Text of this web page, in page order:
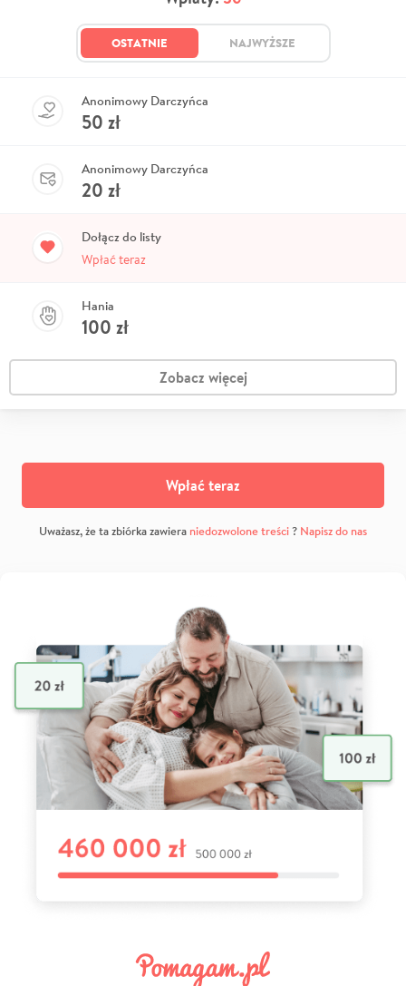
OSTATNIE NAJWYŻSZE
Anonimowy Darczyńca
50 zł
Anonimowy Darczyńca
20 zł
Dołącz do listy
Wpłać teraz
Hania
100 zł
Zobacz więcej
Wpłać teraz
Uważasz, że ta zbiórka zawiera niedozwolone treści? Napisz do nas